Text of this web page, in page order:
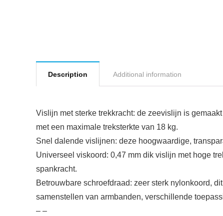
Description Additional information
Vislijn met sterke trekkracht: de zeevislijn is
met een maximale treksterkte van 18 kg.
Snel dalende vislijnen: deze hoogwaardige,
Universeel viskoord: 0,47 mm dik vislijn met hoge
spankracht.
Betrouwbare schroefdraad: zeer sterk nylonkoord,
samenstellen van armbanden, verschillende
– –